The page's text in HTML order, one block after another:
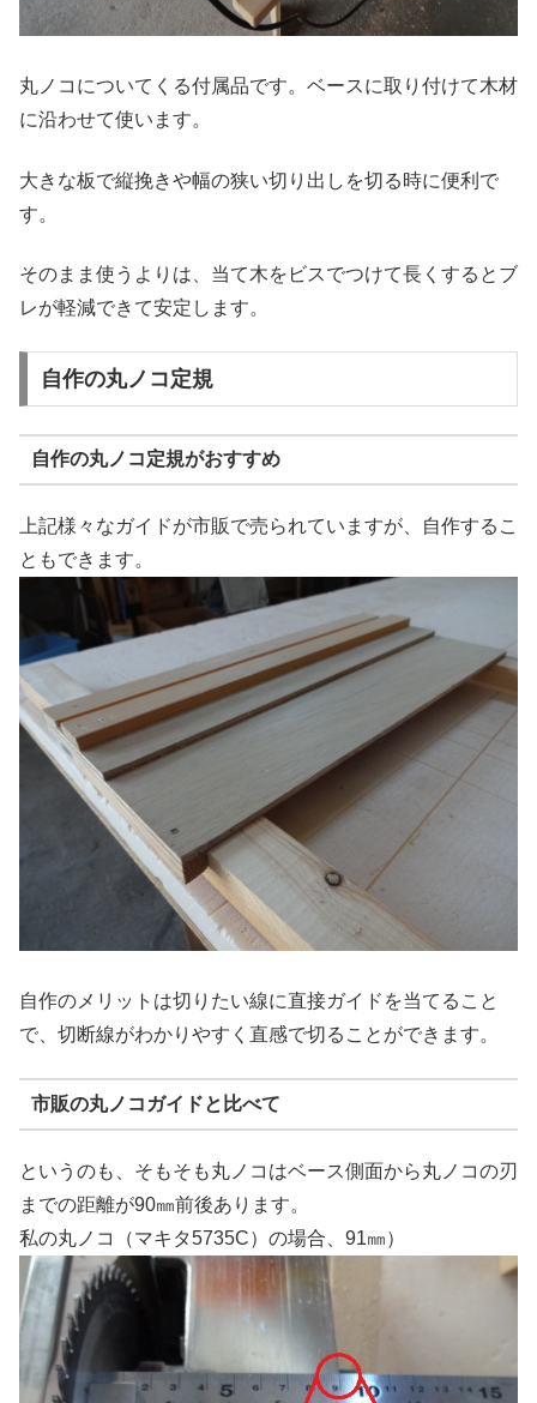
丸ノコについてくる付属品です。ベースに取り付けて木材
に沿わせて使います。
大きな板で縦挽きや幅の狭い切り出しを切る時に便利で
す。
そのまま使うよりは、当て木をビスでつけて長くするとブ
レが軽減できて安定します。
自作の丸ノコ定規
自作の丸ノコ定規がおすすめ
上記様々なガイドが市販で売られていますが、自作するこ
ともできます。
自作のメリットは切りたい線に直接ガイドを当てること
で、切断線がわかりやすく直感で切ることができます。
市販の丸ノコガイドと比べて
というのも、そもそも丸ノコはベース側面から丸ノコの刃
までの距離が90㎜前後あります。
私の丸ノコ（マキタ5735C）の場合、91㎜）